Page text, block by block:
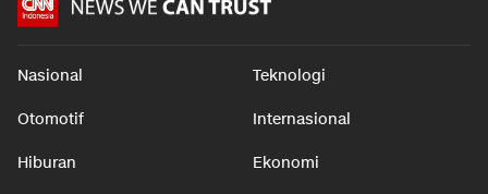
Nasional Teknologi
Otomotif Internasional
Hiburan Ekonomi